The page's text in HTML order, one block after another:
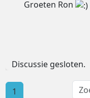
Groeten Ron
Discussie gesloten.
1